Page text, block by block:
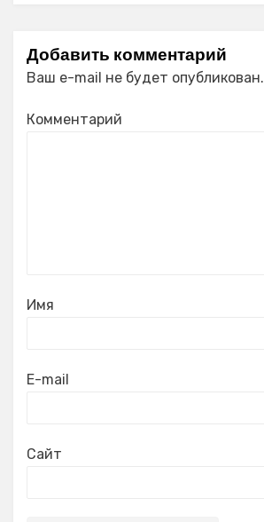
Добавить комментарий
Ваш e-mail не будет опубликован.
Комментарий
Имя
E-mail
Сайт